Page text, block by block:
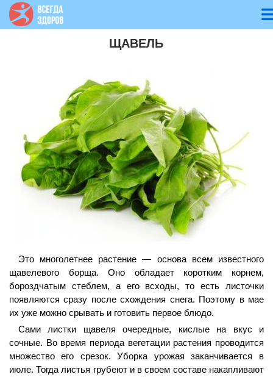
ЩАВЕЛЬ
Это многолетнее растение — основа всем известного
щавелевого борща. Оно обладает коротким корнем,
бороздчатым стеблем, а его всходы, то есть листочки
появляются сразу после схождения снега. Поэтому в мае
их уже можно срывать и готовить первое блюдо.
Сами листки щавеля очередные, кислые на вкус и
сочные. Во время периода вегетации растения проводится
множество его срезок. Уборка урожая заканчивается в
июле. Тогда листья грубеют и в своем составе накапливают